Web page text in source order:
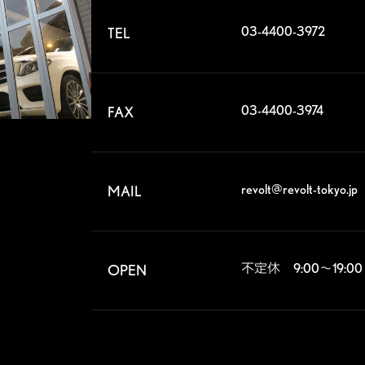
TEL 03-4400-3972
FAX 03-4400-3974
MAIL revolt@revolt-tokyo.jp
OPEN 不定休　9:00～